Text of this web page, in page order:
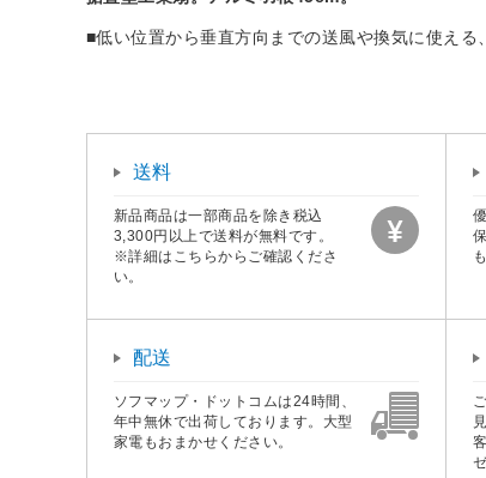
■低い位置から垂直方向までの送風や換気に使える
送料
新品商品は一部商品を除き税込
3,300円以上で送料が無料です。
※詳細はこちらからご確認くださ
い。
配送
ソフマップ・ドットコムは24時間、
年中無休で出荷しております。大型
家電もおまかせください。